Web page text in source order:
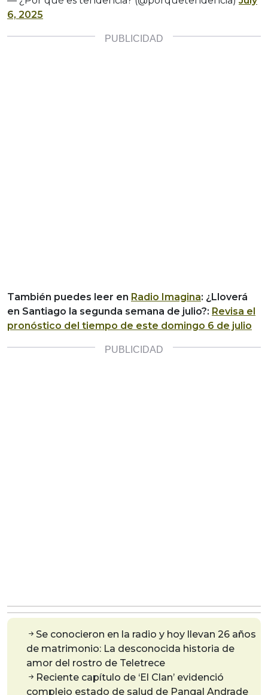
6, 2025
También puedes leer en Radio Imagina: ¿Lloverá
en Santiago la segunda semana de julio?: Revisa el
pronóstico del tiempo de este domingo 6 de julio
Se conocieron en la radio y hoy llevan 26 años
de matrimonio: La desconocida historia de
amor del rostro de Teletrece
Reciente capítulo de ‘El Clan’ evidenció
complejo estado de salud de Pangal Andrade